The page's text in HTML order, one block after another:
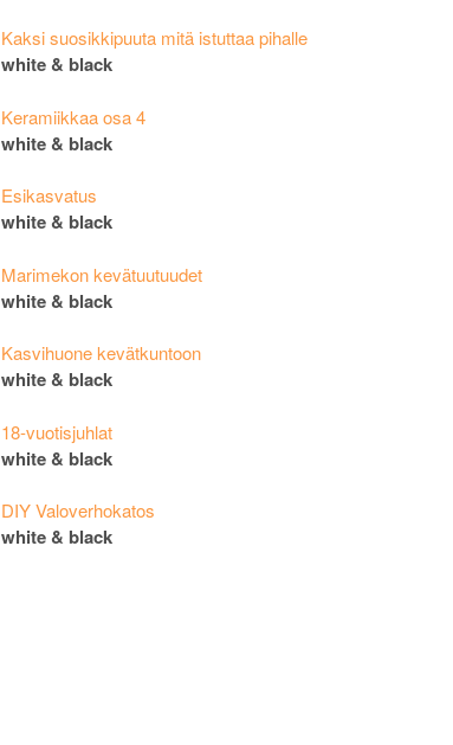
Kaksi suosikkipuuta mitä istuttaa pihalle
white & black
Keramiikkaa osa 4
white & black
Esikasvatus
white & black
Marimekon kevätuutuudet
white & black
Kasvihuone kevätkuntoon
white & black
18-vuotisjuhlat
white & black
DIY Valoverhokatos
white & black